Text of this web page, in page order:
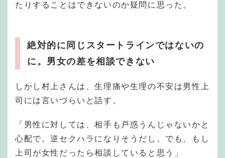
たりすることはできないのか疑問に思った。
絶対的に同じスタートラインではないの
に。男女の差を相談できない
しかし村上さんは、生理痛や生理の不安は男性上
司には言いづらいと話す。
「男性に対しては、相手も戸惑うんじゃないかと
心配で。逆セクハラになりそうだし。でも、もし
上司が女性だったら相談していると思う」